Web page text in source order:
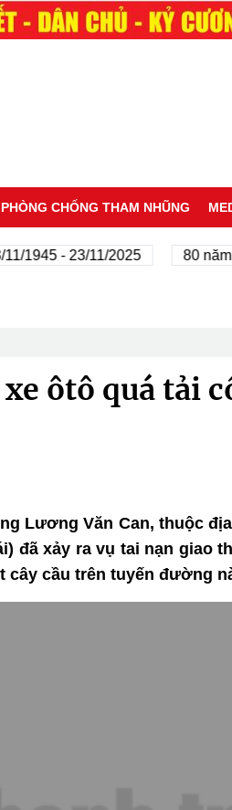
PHÒNG CHỐNG THAM NHŨNG
- 23/11/2025 80 năm
xe ôtô quá tải
Lương Văn Can, thuộc
đã xảy ra vụ tai nạn giao
cây cầu trên tuyến đường